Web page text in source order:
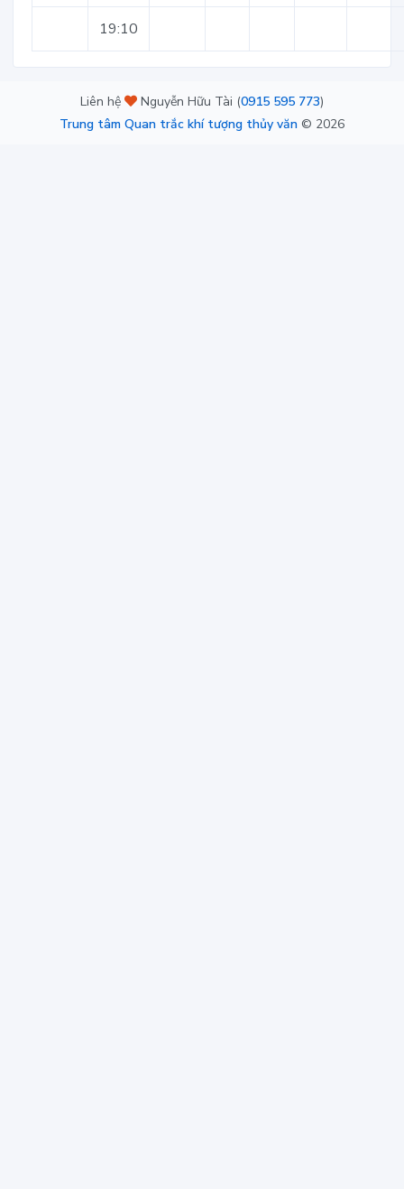
19:10
Liên hệ Nguyễn Hữu Tài (0915 595 773)
Trung tâm Quan trắc khí tượng thủy văn © 2026